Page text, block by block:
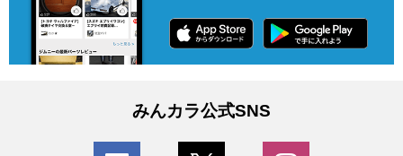
みんカラ公式SNS